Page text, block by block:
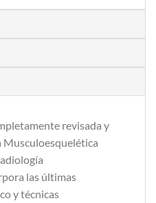
revisada y
Musculoesquelética
las últimas
y técnicas